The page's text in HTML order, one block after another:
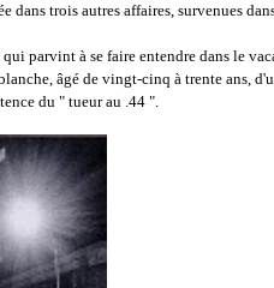
trois autres affaires, survenues
parvint à se faire entendre dans le
âgé de vingt-cinq à trente ans,
du " tueur au .44 ".